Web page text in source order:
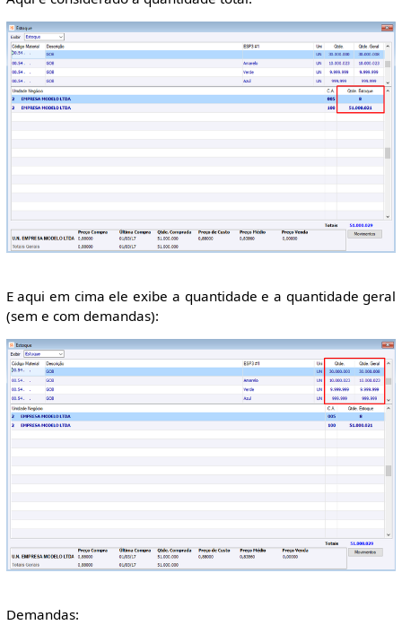
E aqui em cima ele exibe a quantidade e a quantidade geral
(sem e com demandas):
Demandas: